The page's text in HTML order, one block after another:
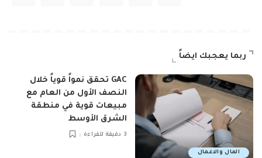
ربما يعجبك ايضاً
المال والاعمال
GAC تحقق نمواً قوياً خلال
النصف الأول من العام مع
مبيعات قوية في منطقة
الشرق الأوسط
3 دقيقة للقراءة